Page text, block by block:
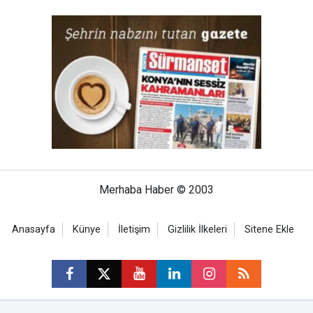
Merhaba Haber © 2003
Anasayfa Künye İletişim Gizlilik İlkeleri Sitene Ekle